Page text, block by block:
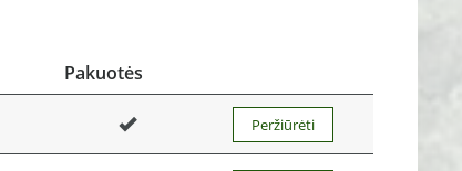
Pakuotės
Peržiūrėti